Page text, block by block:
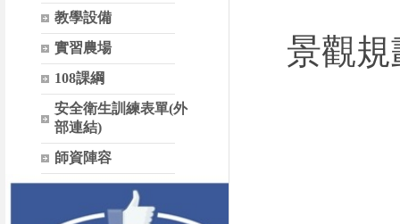
教學設備
實習農場
108課綱
安全衛生訓練表單(外
部連結)
師資陣容
景觀